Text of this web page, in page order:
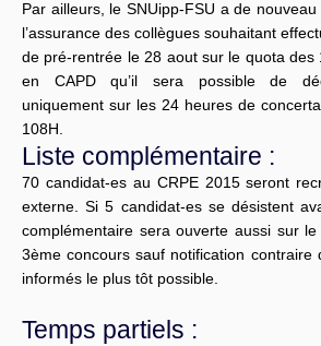
Par ailleurs, le SNUipp-FSU a de
l’assurance des collègues souhaitant
de pré-rentrée le 28 aout sur le quota des
en CAPD qu’il sera possible de
uniquement sur les 24 heures de
108H.
Liste complémentaire :
70 candidat-es au CRPE 2015 seront
externe. Si 5 candidat-es se désistent
complémentaire sera ouverte aussi sur
3ème concours sauf notification contraire
informés le plus tôt possible.
Temps partiels :